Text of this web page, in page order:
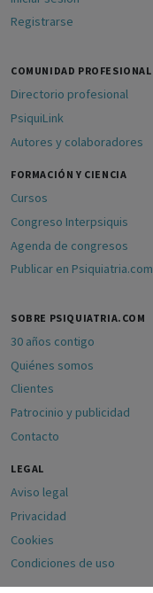
Registrarse
COMUNIDAD PROFESIONAL
Directorio profesional
PsiquiLink
Autores y colaboradores
FORMACIÓN Y CIENCIA
Cursos
Congreso Interpsiquis
Agenda de congresos
Publicar en Psiquiatria.com
SOBRE PSIQUIATRIA.COM
30 años contigo
Quiénes somos
Clientes
Patrocinio y publicidad
Contacto
LEGAL
Aviso legal
Privacidad
Cookies
Condiciones de uso